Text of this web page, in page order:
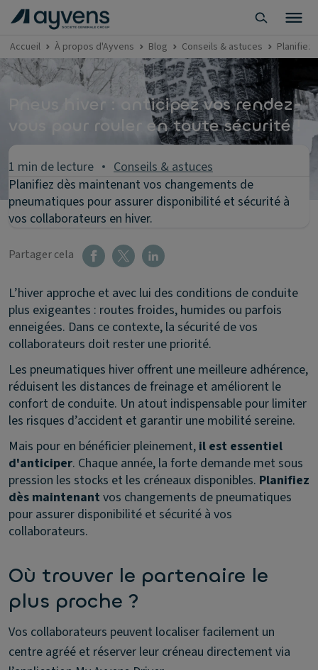
Accueil À propos d'Ayvens Blog Conseils & astuces Planifiez
Pneus hiver : anticipez vos rendez-
vous pour rouler en toute sécurité !
1 min de lecture
Conseils & astuces
Planifiez dès maintenant vos changements de
pneumatiques pour assurer disponibilité et sécurité à
vos collaborateurs en hiver.
Partager cela
L’hiver approche et avec lui des conditions de conduite
plus exigeantes : routes froides, humides ou parfois
enneigées. Dans ce contexte, la sécurité de vos
collaborateurs doit rester une priorité.
Les pneumatiques hiver offrent une meilleure adhérence,
réduisent les distances de freinage et améliorent le
confort de conduite. Un atout indispensable pour limiter
les risques d’accident et garantir une mobilité sereine.
Mais pour en bénéficier pleinement, il est essentiel
d'anticiper. Chaque année, la forte demande met sous
pression les stocks et les créneaux disponibles. Planifiez
dès maintenant vos changements de pneumatiques
pour assurer disponibilité et sécurité à vos
collaborateurs.
Où trouver le partenaire le
plus proche ?
Vos collaborateurs peuvent localiser facilement un
centre agréé et réserver leur créneau directement via